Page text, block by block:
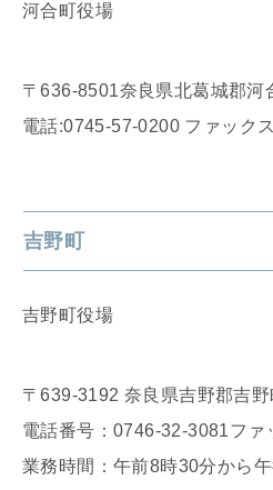
河合町役場
〒636-8501奈良県北葛城郡河
電話:0745-57-0200 ファック
吉野町
吉野町役場
〒639-3192 奈良県吉野郡吉
電話番号：0746-32-3081フ
業務時間：午前8時30分から